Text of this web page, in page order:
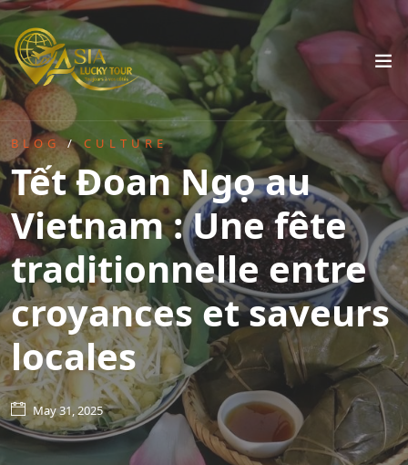
BLOG/CULTURE
Tết Đoan Ngọ au
Vietnam : Une fête
traditionnelle entre
croyances et saveurs
locales
May 31, 2025